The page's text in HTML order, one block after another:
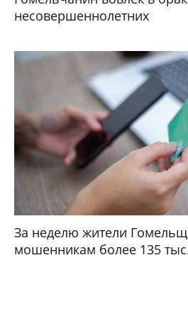
несовершеннолетних
За неделю жители
мошенникам более 135